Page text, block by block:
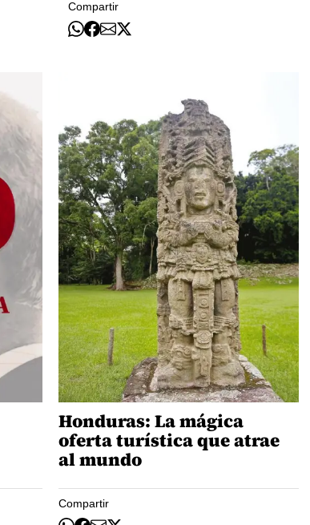
Compartir
Honduras: La mágica
oferta turística que atrae
al mundo
Compartir